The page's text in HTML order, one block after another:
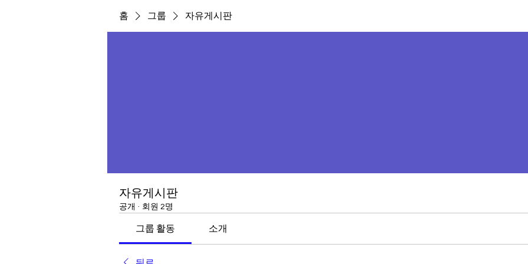
홈 그룹 자유게시판
자유게시판
공개 · 회원 2명
그룹 활동 소개